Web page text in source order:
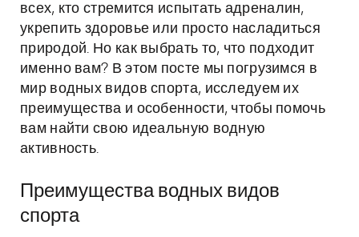
всех, кто стремится испытать адреналин,
укрепить здоровье или просто насладиться
природой. Но как выбрать то, что подходит
именно вам? В этом посте мы погрузимся в
мир водных видов спорта, исследуем их
преимущества и особенности, чтобы помочь
вам найти свою идеальную водную
активность.
Преимущества водных видов
спорта